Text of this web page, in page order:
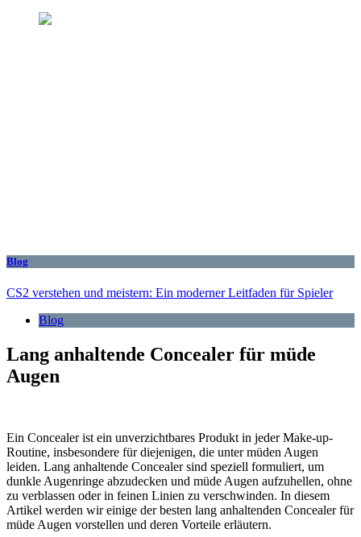
Blog
CS2 verstehen und meistern: Ein moderner Leitfaden für Spieler
Blog
Lang anhaltende Concealer für müde
Augen
Ein Concealer ist ein unverzichtbares Produkt in jeder Make-up-
Routine, insbesondere für diejenigen, die unter müden Augen
leiden. Lang anhaltende Concealer sind speziell formuliert, um
dunkle Augenringe abzudecken und müde Augen aufzuhellen, ohne
zu verblassen oder in feinen Linien zu verschwinden. In diesem
Artikel werden wir einige der besten lang anhaltenden Concealer für
müde Augen vorstellen und deren Vorteile erläutern.